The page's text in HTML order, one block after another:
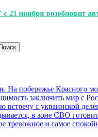
21 ноября возобновит
Поиск
На побережье Красного
заключить мир с
встречу с украинской
в зоне СВО
тревожное и самое